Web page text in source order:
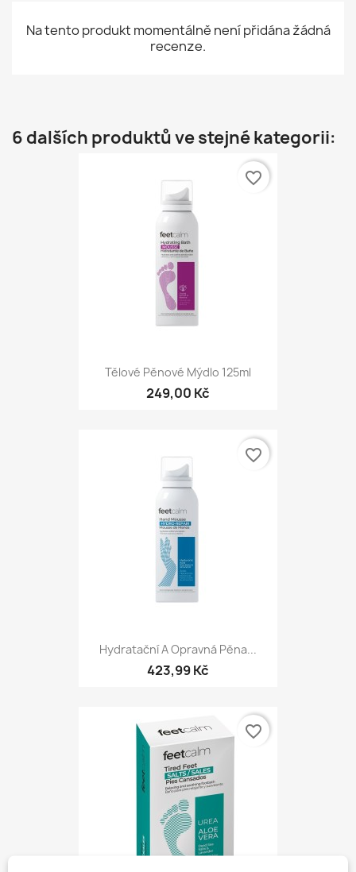
Na tento produkt momentálně není přidána žádná
recenze.
6 dalších produktů ve stejné kategorii:
Tělové Pěnové Mýdlo 125ml
249,00 Kč
favorite_border
Hydratační A Opravná Pěna...
423,99 Kč
favorite_border
favorite_border